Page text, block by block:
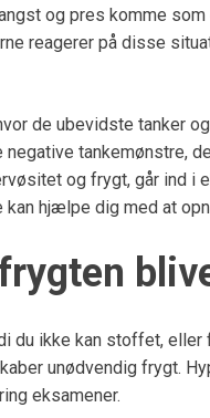
og pres komme
reagerer på disse
de ubevidste tanker
tankemønstre,
og frygt, går ind i
hjælpe dig med at
du ikke kan stoffet,
unødvendig frygt.
eksamener.